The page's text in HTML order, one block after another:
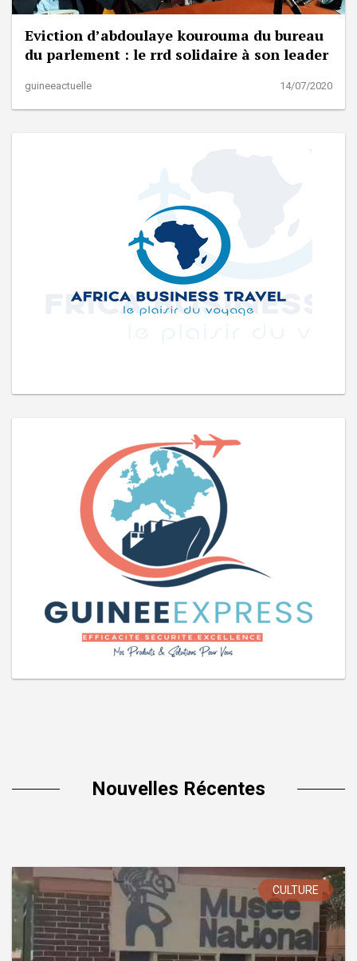
Eviction d’abdoulaye kourouma du bureau
du parlement : le rrd solidaire à son leader
guineeactuelle 14/07/2020
Nouvelles Récentes
CULTURE